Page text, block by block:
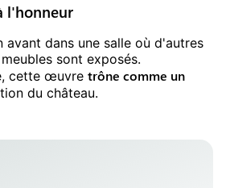
l'honneur
avant dans une salle où d'autres
sont exposés.
cette œuvre trône comme un
du château.